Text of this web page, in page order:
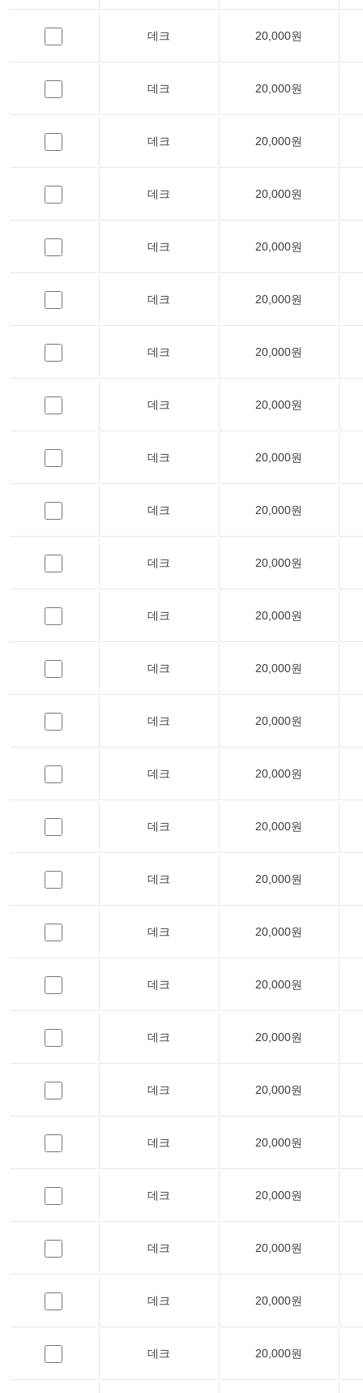
데크 20,000원
데크 20,000원
데크 20,000원
데크 20,000원
데크 20,000원
데크 20,000원
데크 20,000원
데크 20,000원
데크 20,000원
데크 20,000원
데크 20,000원
데크 20,000원
데크 20,000원
데크 20,000원
데크 20,000원
데크 20,000원
데크 20,000원
데크 20,000원
데크 20,000원
데크 20,000원
데크 20,000원
데크 20,000원
데크 20,000원
데크 20,000원
데크 20,000원
데크 20,000원